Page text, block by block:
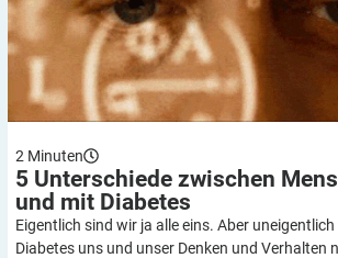
2 Minuten
5 Unterschiede zwischen
und mit Diabetes
Eigentlich sind wir ja alle eins. Aber
Diabetes uns und unser Denken und Verhalten